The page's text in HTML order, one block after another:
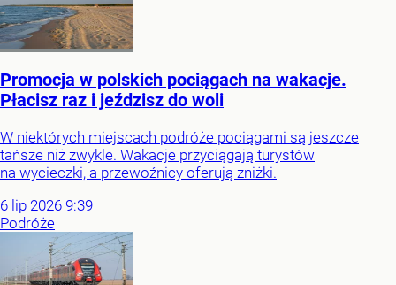
Promocja w polskich pociągach na wakacje.
Płacisz raz i jeździsz do woli
W niektórych miejscach podróże pociągami są jeszcze
tańsze niż zwykle. Wakacje przyciągają turystów
na wycieczki, a przewoźnicy oferują zniżki.
6 lip 2026 9:39
Podróże